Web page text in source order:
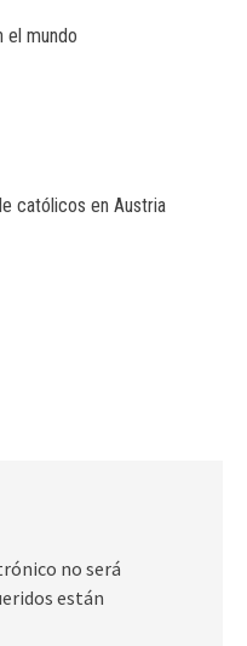
el mundo
católicos en Austria
no será
están